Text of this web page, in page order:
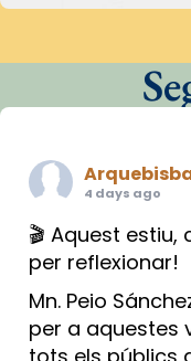
4 days ago
🎬 Aquest
per reflexionar!
Mn. Peio
per a aquestes